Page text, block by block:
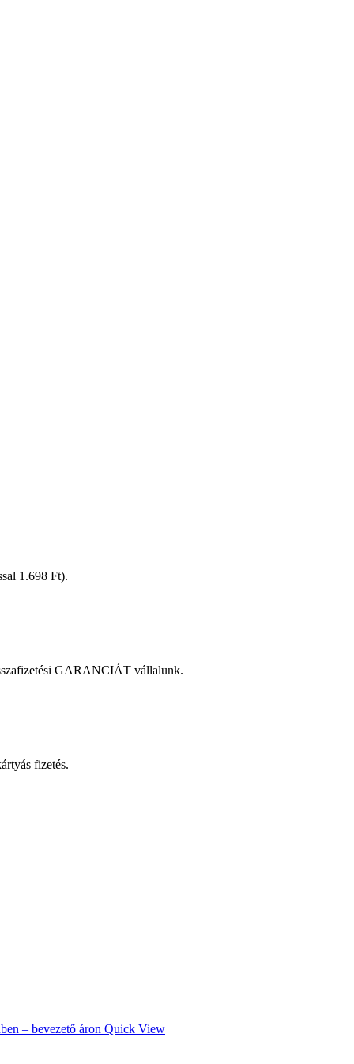
1.698 Ft).
GARANCIÁT vállalunk.
fizetés.
Quick View